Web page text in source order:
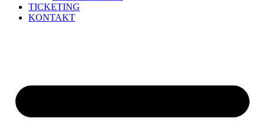
TICKETING
KONTAKT